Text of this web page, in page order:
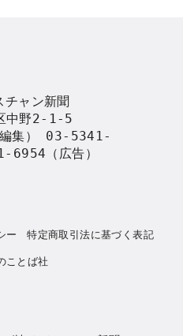
ャン新聞
中野2-1-5
集） 03-5341-
（広告）
ー
特定商取引法に基づく表記
ことば社